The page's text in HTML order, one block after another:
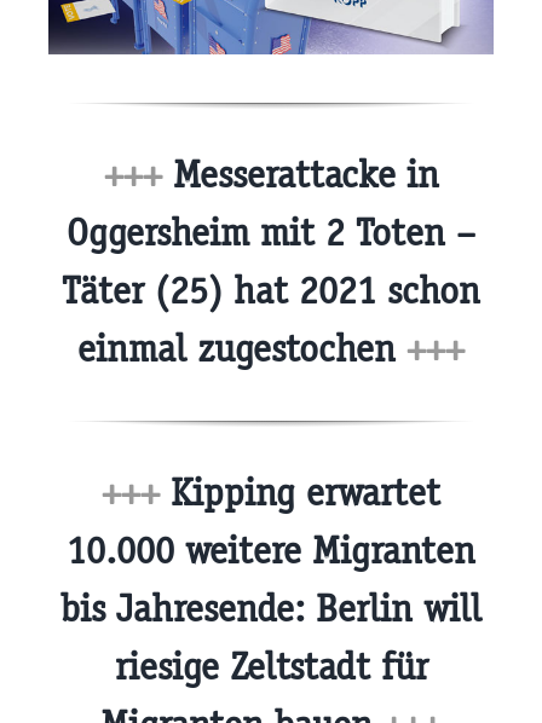
+++Messerattacke in
Oggersheim mit 2 Toten –
Täter (25) hat 2021 schon
einmal zugestochen +++
+++Kipping erwartet
10.000 weitere Migranten
bis Jahresende: Berlin will
riesige Zeltstadt für